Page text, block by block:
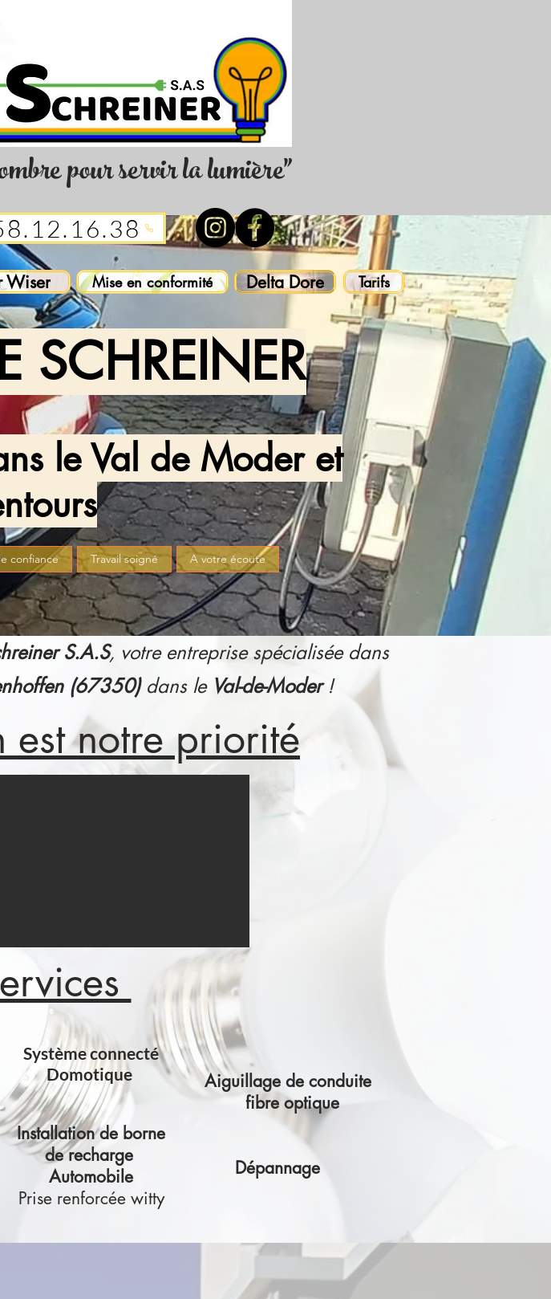
pour servir la lumière"
Wiser Mise en conformité Delta Dore Tarifs
SCHREINER
le Val de Moder et
confiance Travail soigné A votre écoute
S.A.S, votre entreprise spécialisée dans
(67350)dans le Val-de-Moder!
est notre priorité
Système connecté
Domotique
Aiguillage de conduite
fibre optique
Installation de borne
de recharge
Automobile
Prise renforcée witty
Dépannage